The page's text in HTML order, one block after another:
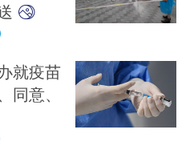
就疫苗
同意、